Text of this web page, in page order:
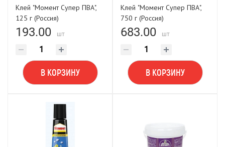
Клей "Момент Супер ПВА",
125 г (Россия)
193.00 шт
В КОРЗИНУ
Клей "Момент Супер ПВА",
750 г (Россия)
683.00 шт
В КОРЗИНУ